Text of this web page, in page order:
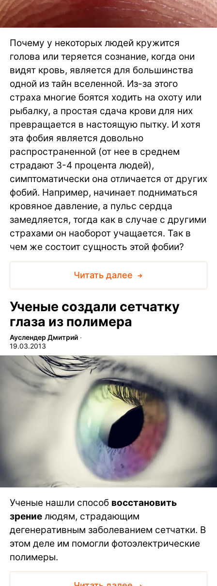
Почему у некоторых людей кружится
голова или теряется сознание, когда они
видят кровь, является для большинства
одной из тайн вселенной. Из-за этого
страха многие боятся ходить на охоту или
рыбалку, а простая сдача крови для них
превращается в настоящую пытку. И хотя
эта фобия является довольно
распространенной (от нее в среднем
страдают 3-4 процента людей),
симптоматически она отличается от других
фобий. Например, начинает подниматься
кровяное давление, а пульс сердца
замедляется, тогда как в случае с другими
страхами он наоборот учащается. Так в
чем же состоит сущность этой фобии?
Читать далее
Ученые создали сетчатку
глаза из полимера
Ауслендер Дмитрий ∙
19.03.2013
Ученые нашли способ восстановить
зрение людям, страдающим
дегенеративным заболеванием сетчатки. В
этом деле им помогли фотоэлектрические
полимеры.